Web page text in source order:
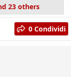
23 others
0 Condividi